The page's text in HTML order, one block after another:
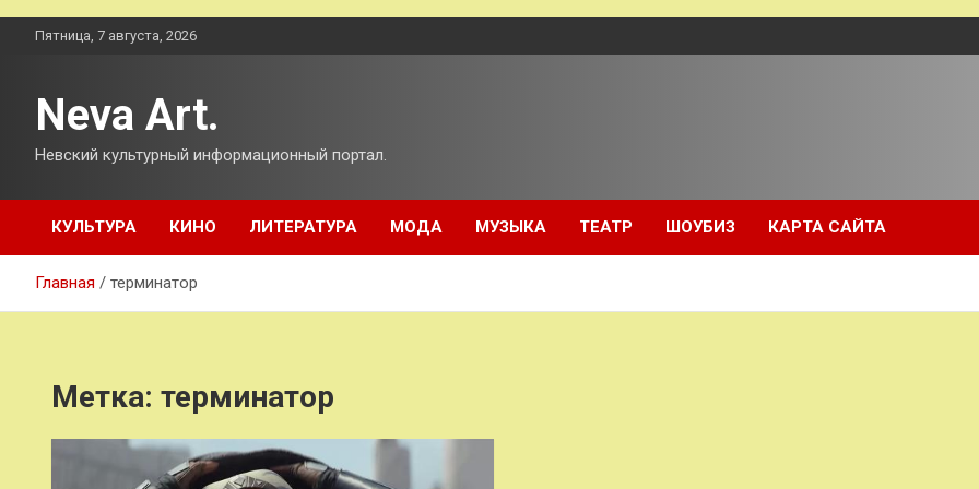
ПерейтиПятница, 7 августа, 2026
Neva Art.
Невский культурный информационный портал.
КУЛЬТУРА КИНО ЛИТЕРАТУРА МОДА МУЗЫКА ТЕАТР ШОУБИЗ КАРТА САЙТА
Главная терминатор
Метка: терминатор